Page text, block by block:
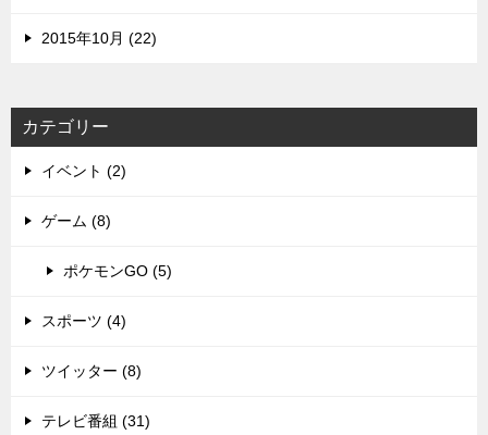
2015年10月 (22)
カテゴリー
イベント (2)
ゲーム (8)
ポケモンGO (5)
スポーツ (4)
ツイッター (8)
テレビ番組 (31)